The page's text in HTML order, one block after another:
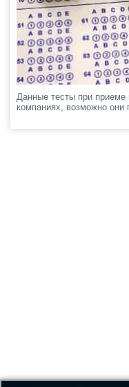
Данные тесты при приеме
компаниях, возможно они